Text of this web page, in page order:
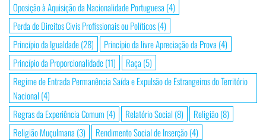
Oposição à Aquisição da Nacionalidade Portuguesa (4)
Perda de Direitos Civis Profissionais ou Políticos(4)
Princípio da Igualdade(28) Princípio da livre Apreciação da Prova (4)
Princípio da Proporcionalidade(11) Raça (5)
Regime de Entrada Permanência Saída e Expulsão de Estrangeiros do Território
Nacional (4)
Regras da Experiência Comum (4) Relatório Social (8) Religião(8)
Religião Muçulmana (3) Rendimento Social de Inserção(4)